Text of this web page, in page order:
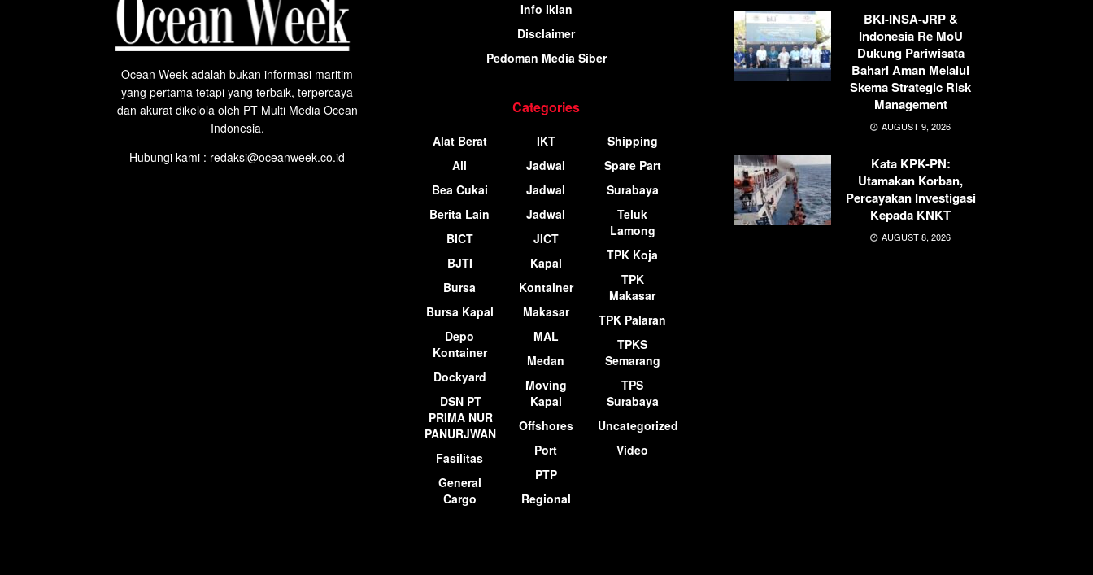
Ocean Week adalah bukan informasi maritim
yang pertama tetapi yang terbaik, terpercaya
dan akurat dikelola oleh PT Multi Media Ocean
Indonesia.
Hubungi kami : redaksi@oceanweek.co.id
Info Iklan
Disclaimer
Pedoman Media Siber
Categories
Alat Berat
All
Bea Cukai
Berita Lain
BICT
BJTI
Bursa
Bursa Kapal
Depo
Kontainer
Dockyard
DSN PT
PRIMA NUR
PANURJWAN
Fasilitas
General
Cargo
IKT
Jadwal
Jadwal
Jadwal
JICT
Kapal
Kontainer
Makasar
MAL
Medan
Moving
Kapal
Offshores
Port
PTP
Regional
Shipping
Spare Part
Surabaya
Teluk
Lamong
TPK Koja
TPK
Makasar
TPK Palaran
TPKS
Semarang
TPS
Surabaya
Uncategorized
Video
BKI-INSA-JRP &
Indonesia Re MoU
Dukung Pariwisata
Bahari Aman Melalui
Skema Strategic Risk
Management
AUGUST 9, 2026
Kata KPK-PN:
Utamakan Korban,
Percayakan Investigasi
Kepada KNKT
AUGUST 8, 2026